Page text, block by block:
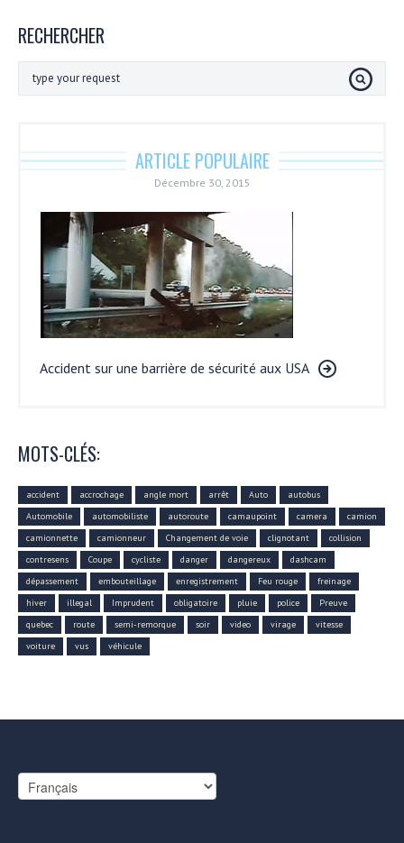
RECHERCHER
ARTICLE POPULAIRE
Décembre 30, 2015
Accident sur une barrière de sécurité aux USA
MOTS-CLÉS:
accident accrochage angle mort arrêt Auto
autobus
Automobile
automobiliste autoroute camaupoint camera
camion
camionnette
camionneur Changement de voie clignotant
collision
contresens
Coupe cycliste danger dangereux
dashcam
dépassement
embouteillage enregistrement Feu rouge
freinage
hiver
illegal Imprudent obligatoire pluie police
Preuve
quebec
route semi-remorque soir video virage
vitesse
voiture
vus véhicule
Choisir
une